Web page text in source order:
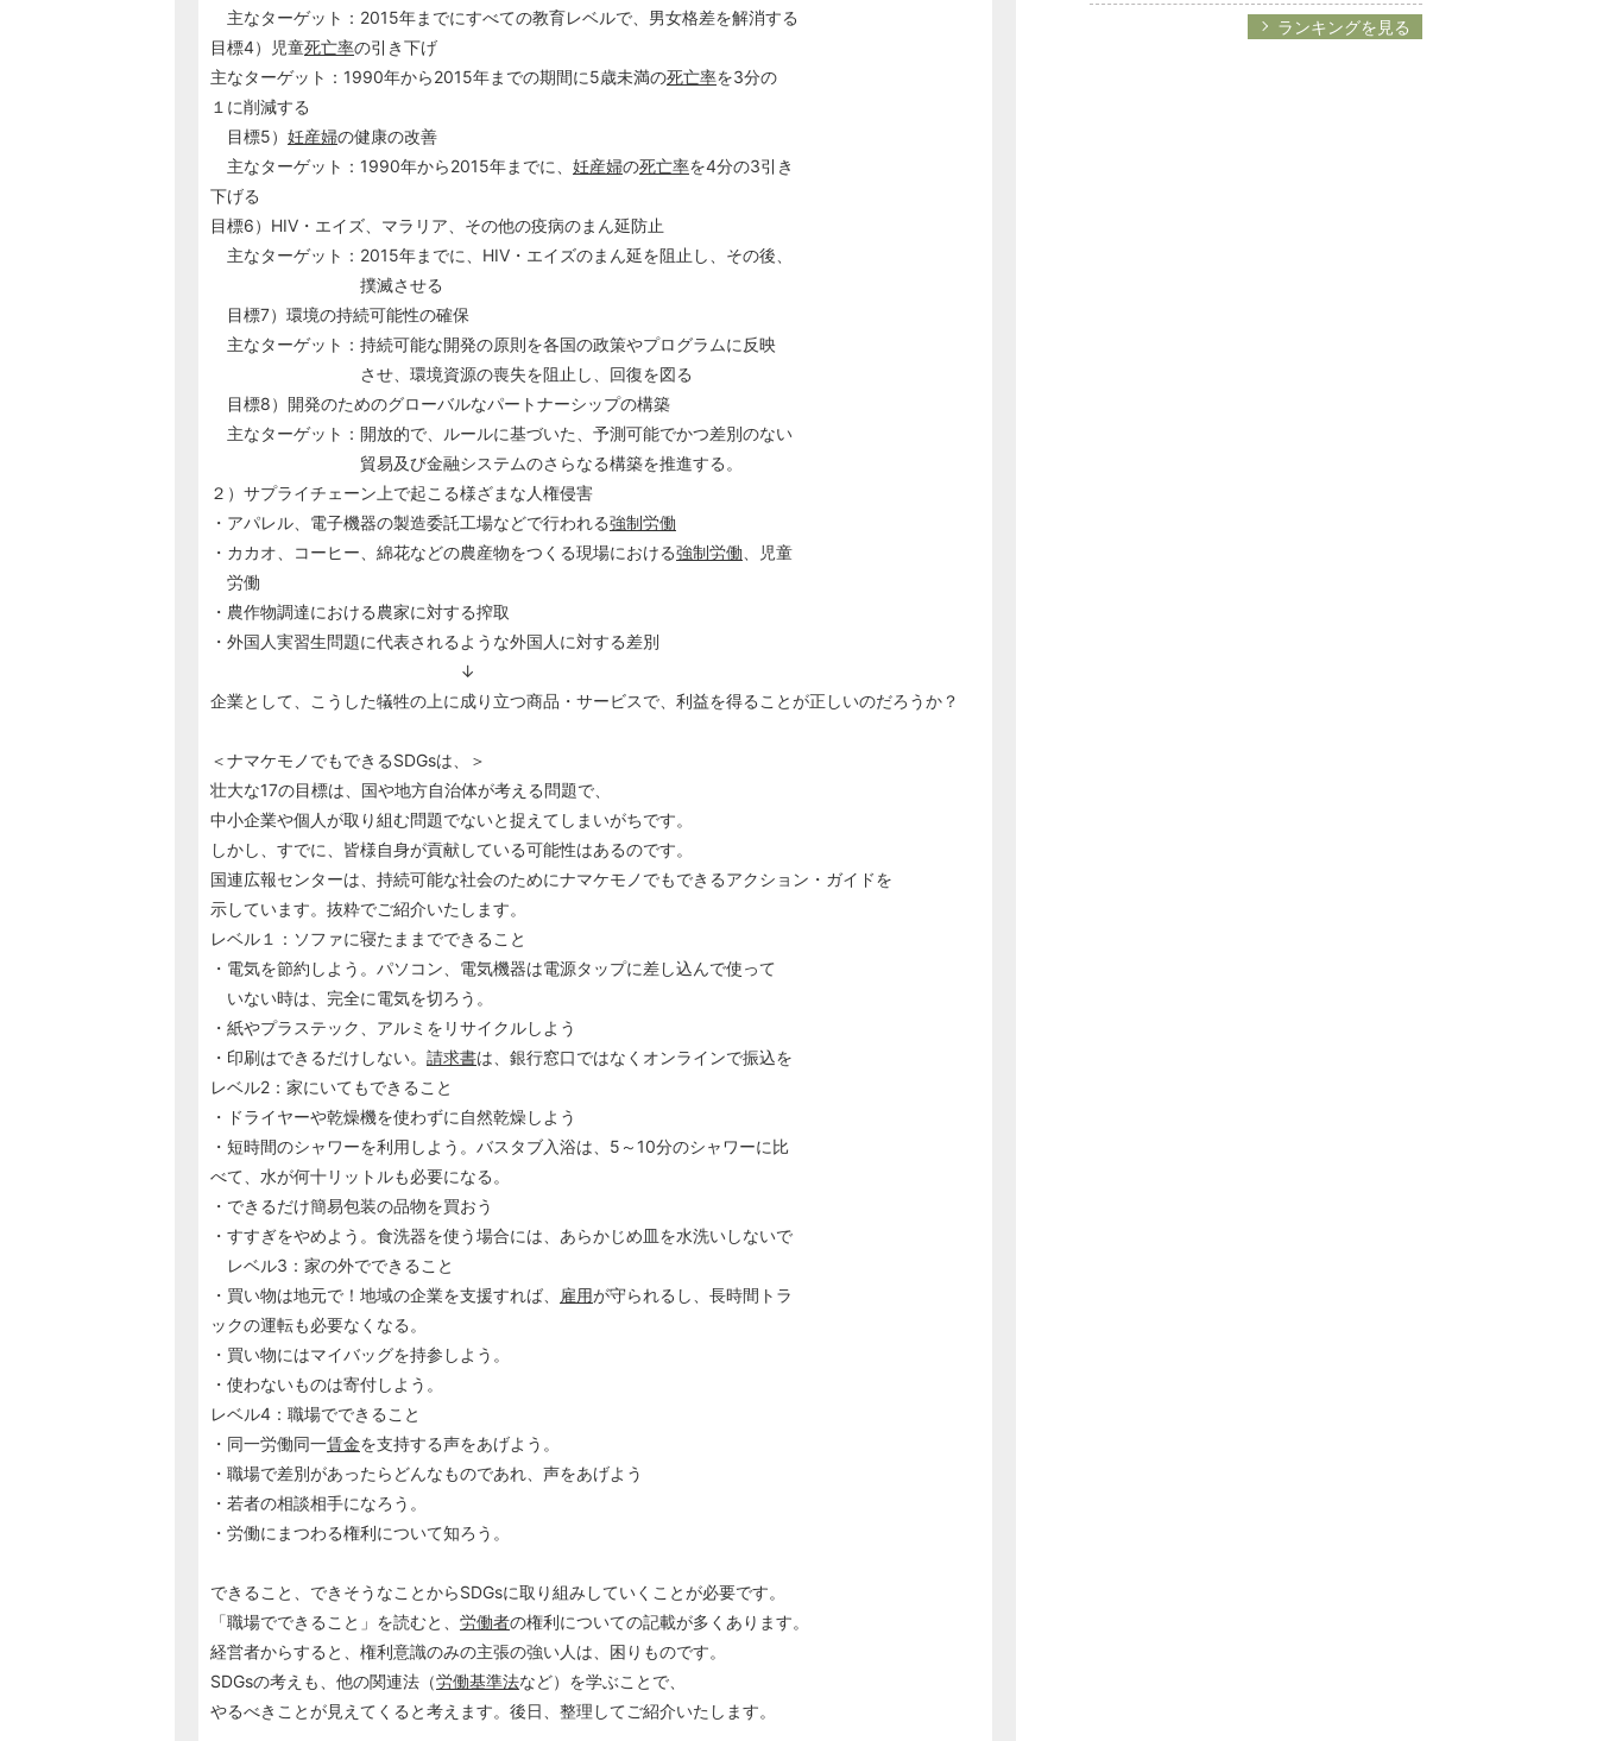
主なターゲット：2015年までにすべての教育レベルで、男女格差を解消する
目標4）児童死亡率の引き下げ
主なターゲット：1990年から2015年までの期間に5歳未満の死亡率を3分の
１に削減する
目標5） 妊産婦の健康の改善
主なターゲット：1990年から2015年までに、 妊産婦の死亡率を4分の3引き
下げる
目標6）HIV・エイズ、マラリア、その他の疫病のまん延防止
主なターゲット：2015年までに、HIV・エイズのまん延を阻止し、その後、
撲滅させる
目標7）環境の持続可能性の確保
主なターゲット：持続可能な開発の原則を各国の政策やプログラムに反映
させ、環境資源の喪失を阻止し、回復を図る
目標8）開発のためのグローバルなパートナーシップの構築
主なターゲット：開放的で、ルールに基づいた、予測可能でかつ差別のない
貿易及び金融システムのさらなる構築を推進する。
２）サプライチェーン上で起こる様ざまな人権侵害
・アパレル、電子機器の製造委託工場などで行われる強制労働
・カカオ、コーヒー、綿花などの農産物をつくる現場における強制労働 、児童
労働
・農作物調達における農家に対する搾取
・外国人実習生問題に代表されるような外国人に対する差別
↓
企業として、こうした犠牲の上に成り立つ商品・サービスで、利益を得ることが正しいのだろうか？
＜ナマケモノでもできるSDGsは、＞
壮大な17の目標は、国や地方自治体が考える問題で、
中小企業や個人が取り組む問題でないと捉えてしまいがちです。
しかし、すでに、皆様自身が貢献している可能性はあるのです。
国連広報センターは、持続可能な社会のためにナマケモノでもできるアクション・ガイドを
示しています。抜粋でご紹介いたします。
レベル１：ソファに寝たままでできること
・電気を節約しよう。パソコン、電気機器は電源タップに差し込んで使って
いない時は、完全に電気を切ろう。
・紙やプラステック、アルミをリサイクルしよう
・印刷はできるだけしない。 請求書は、銀行窓口ではなくオンラインで振込を
レベル2：家にいてもできること
・ドライヤーや乾燥機を使わずに自然乾燥しよう
・短時間のシャワーを利用しよう。バスタブ入浴は、5～10分のシャワーに比
べて、水が何十リットルも必要になる。
・できるだけ簡易包装の品物を買おう
・すすぎをやめよう。食洗器を使う場合には、あらかじめ皿を水洗いしないで
レベル3：家の外でできること
・買い物は地元で！地域の企業を支援すれば、
雇用が守られるし、長時間トラ
ックの運転も必要なくなる。
・買い物にはマイバッグを持参しよう。
・使わないものは寄付しよう。
レベル4：職場でできること
・同一労働同一賃金を支持する声をあげよう。
・職場で差別があったらどんなものであれ、声をあげよう
・若者の相談相手になろう。
・労働にまつわる権利について知ろう。
できること、できそうなことからSDGsに取り組みしていくことが必要です。
「職場でできること」を読むと、 労働者の権利についての記載が多くあります。
経営者からすると、権利意識のみの主張の強い人は、困りものです。
SDGsの考えも、他の関連法（労働基準法など）を学ぶことで、
やるべきことが見えてくると考えます。後日、整理してご紹介いたします。
ランキングを見る